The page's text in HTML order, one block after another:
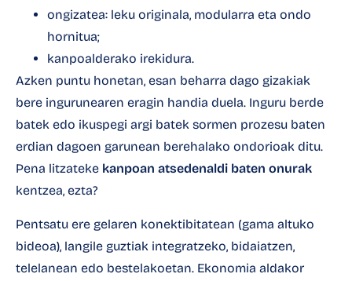
ongizatea: leku originala, modularra eta ondo
hornitua;
kanpoalderako irekidura.
Azken puntu honetan, esan beharra dago gizakiak
bere ingurunearen eragin handia duela. Inguru berde
batek edo ikuspegi argi batek sormen prozesu baten
erdian dagoen garunean berehalako ondorioak ditu.
Pena litzateke kanpoan atsedenaldi baten onurak
kentzea, ezta?
Pentsatu ere gelaren konektibitatean (gama altuko
bideoa), langile guztiak integratzeko, bidaiatzen,
telelanean edo bestelakoetan. Ekonomia aldakor